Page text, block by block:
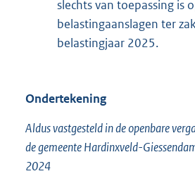
slechts van toepassing is
belastingaanslagen ter
belastingjaar 2025.
Ondertekening
Aldus vastgesteld in de openbare
de gemeente Hardinxveld-
2024